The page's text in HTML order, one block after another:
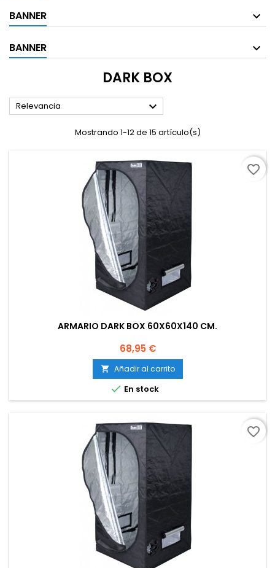
BANNER
BANNER
DARK BOX
Relevancia 
Mostrando 1-12 de 15 artículo(s)
ARMARIO DARK BOX 60X60X140 CM.
Precio
68,95 €
 Añadir al carrito
 En stock
favorite_border
favorite_border